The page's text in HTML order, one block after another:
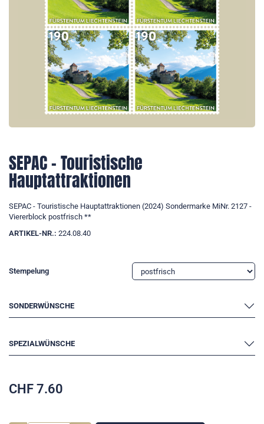
SEPAC - Touristische
Hauptattraktionen
SEPAC - Touristische Hauptattraktionen (2024) Sondermarke MiNr. 2127 -
Viererblock postfrisch **
ARTIKEL-NR.: 224.08.40
Stempelung
SONDERWÜNSCHE
SPEZIALWÜNSCHE
CHF 7.60